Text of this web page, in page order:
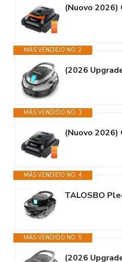
MÁS VENDIDO NO. 2
MÁS VENDIDO NO. 3
MÁS VENDIDO NO. 4
MÁS VENDIDO NO. 5